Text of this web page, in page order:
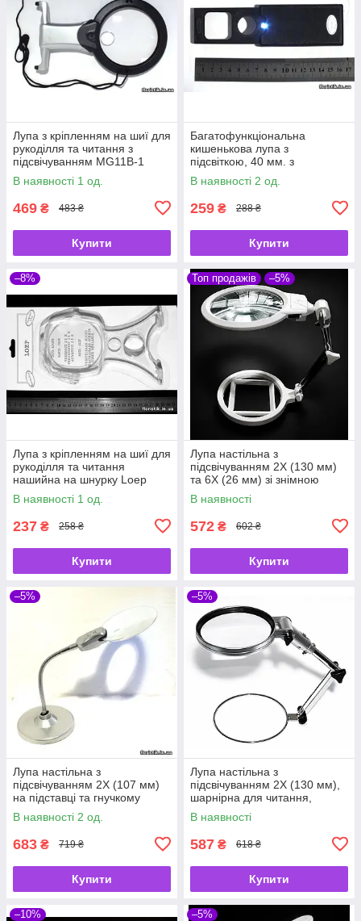
Лупа з кріпленням на шиї для
рукоділля та читання з
підсвічуванням MG11B-1
В наявності 1 од.
469 ₴ 483 ₴
Купити
Багатофункціональна
кишенькова лупа з
підсвіткою, 40 мм. з
детектором валют і
ліхтариком
В наявності 2 од.
259 ₴ 288 ₴
Купити
–8%
Лупа з кріпленням на шиї для
рукоділля та читання
нашийна на шнурку Loep
В наявності 1 од.
237 ₴ 258 ₴
Купити
Топ продажів –5%
Лупа настільна з
підсвічуванням 2X (130 мм)
та 6X (26 мм) зі знімною
розмірною рамкою — для
читання, рукоділля та
В наявності
572 ₴ 602 ₴
Купити
–5%
Лупа настільна з
підсвічуванням 2X (107 мм)
на підставці та гнучкому
тримачі для читання,
рукоділля та ремонту MG5B-
В наявності 2 од.
683 ₴ 719 ₴
Купити
–5%
Лупа настільна з
підсвічуванням 2X (130 мм),
шарнірна для читання,
рукоділля та ремонту
MG83024-2
В наявності
587 ₴ 618 ₴
Купити
–10% –5%